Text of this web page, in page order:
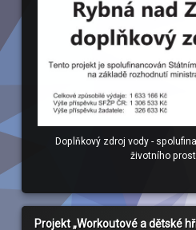
Doplňkový zdroj vody -
životního
Projekt „Workoutové a dětské